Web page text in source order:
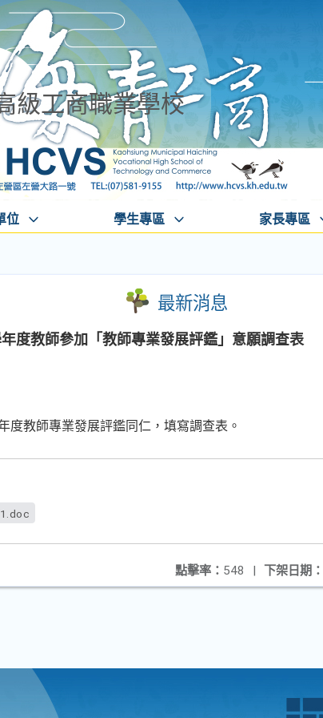
級工商職業學校
位 學生專區 家長專區
最新消息
度教師參加「教師專業發展評鑑」意願調查表
度教師專業發展評鑑同仁，填寫調查表。
下架日期：
點擊率： 548 |